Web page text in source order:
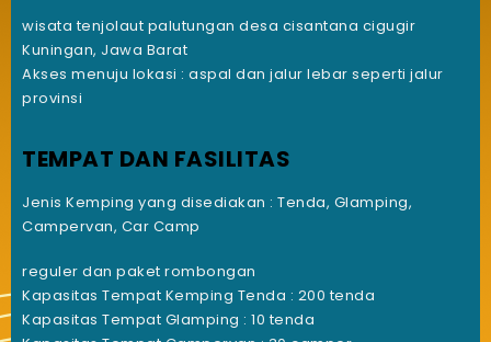
wisata tenjolaut palutungan desa cisantana cigugir
Kuningan, Jawa Barat
Akses menuju lokasi : aspal dan jalur lebar seperti jalur
provinsi
TEMPAT DAN FASILITAS
Jenis Kemping yang disediakan : Tenda, Glamping,
Campervan, Car Camp
reguler dan paket rombongan
Kapasitas Tempat Kemping Tenda : 200 tenda
Kapasitas Tempat Glamping : 10 tenda